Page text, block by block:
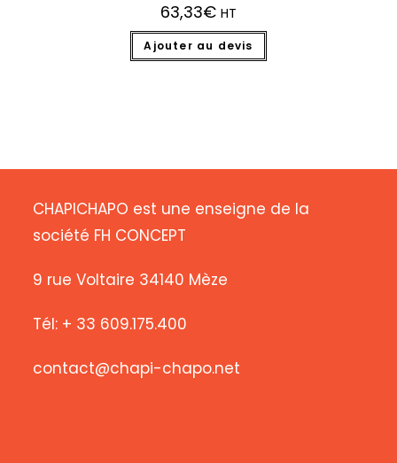
63,33€ HT
Ajouter au devis
CHAPICHAPO est une enseigne de la
société FH CONCEPT
9 rue Voltaire 34140 Mèze
Tél: + 33 609.175.400
contact@chapi-chapo.net